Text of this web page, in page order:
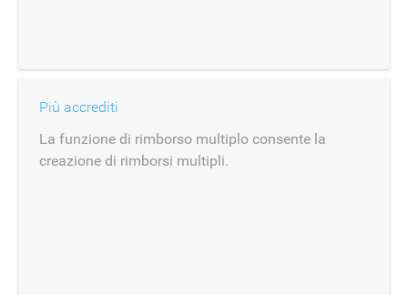
Più accrediti
La funzione di rimborso multiplo consente la
creazione di rimborsi multipli.